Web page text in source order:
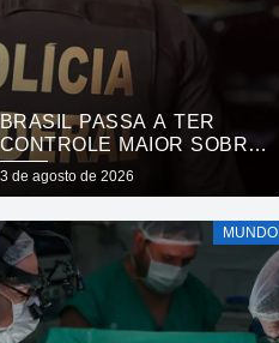
BRASIL PASSA A TER
CONTROLE MAIOR SOBRE
PRODUTOS QUÍMICOS
3 de agosto de 2026
MUNDO